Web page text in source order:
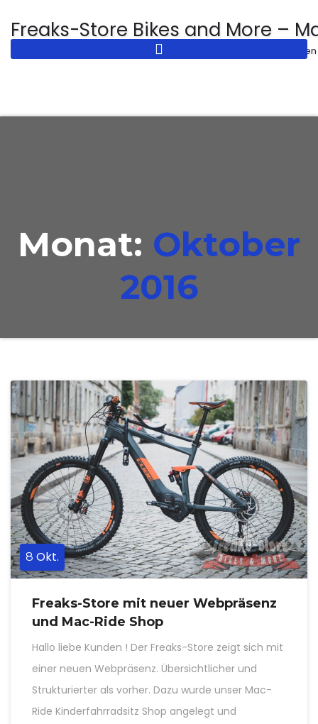
InhaltFreaks-Store Bikes and More –
Fahrradservice und Reparatur in Dresden
Monat: Oktober
2016
8 Okt.
Freaks-Store mit neuer Webpräsenz
und Mac-Ride Shop
Hallo liebe Kunden ! Der Freaks-Store zeigt sich mit
einer neuen Webpräsenz. Übersichtlicher und
Strukturierter als vorher. Dazu wurde unser Mac-
Ride Kinderfahrradsitz Shop angelegt und